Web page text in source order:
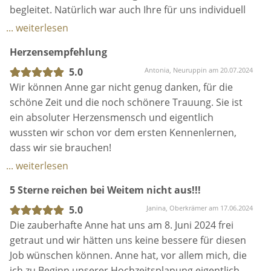
getraut hast und diese Reise mit uns gegangen bist.
Wir haben dich sehr ins Herz geschlossen du toller
begleitet. Natürlich war auch Ihre für uns individuell
erstellte Traurede mega schön und herzergreifend.
Zufriedenheitsgarantie. Vielen Dank für die
unvergesslichen Momente.
... weiterlesen
Herzensempfehlung
5.0
Antonia, Neuruppin am 20.07.2024
Wir können Anne gar nicht genug danken, für die
schöne Zeit und die noch schönere Trauung. Sie ist
ein absoluter Herzensmensch und eigentlich
wussten wir schon vor dem ersten Kennenlernen,
dass wir sie brauchen!
uneingeschränkt zur Seite und hat uns mit ihrer
unfassbar (und leider inzwischen fast
ausgestorbenen) emphatischen und lustigen Art
eine für uns absolut perfekte Trauung beschert.
Dafür werden wir ihr auf ewig dankbar sein und sie
immer in unserem Herzen haben.
... weiterlesen
5 Sterne reichen bei Weitem nicht aus!!!
5.0
Janina, Oberkrämer am 17.06.2024
Die zauberhafte Anne hat uns am 8. Juni 2024 frei
getraut und wir hätten uns keine bessere für diesen
Job wünschen können. Anne hat, vor allem mich, die